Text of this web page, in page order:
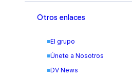
Otros enlaces
El grupo
Únete a Nosotros
DV News